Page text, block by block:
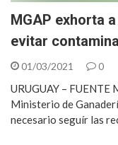
MGAP exhorta
evitar
01/03/2021 0
URUGUAY – FUENTE
Ministerio de
necesario seguír las